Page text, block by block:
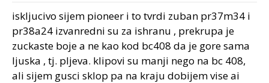
iskljucivo sijem pioneer i to tvrdi zuban pr37m34 i
pr38a24 izvanredni su za ishranu , prekrupa je
zuckaste boje a ne kao kod bc408 da je gore sama
ljuska , tj. pljeva. klipovi su manji nego na bc 408,
ali sijem gusci sklop pa na kraju dobijem vise ai